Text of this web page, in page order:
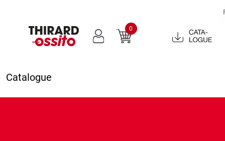
0
Catalogue
2022
Catalogue